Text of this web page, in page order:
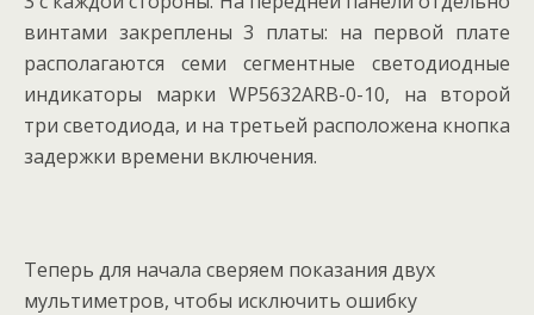
винтами закреплены 3 платы: на первой плате
располагаются семи сегментные светодиодные
индикаторы марки WP5632ARB-0-10, на второй
три светодиода, и на третьей расположена кнопка
задержки времени включения.
Теперь для начала сверяем показания двух
мультиметров, чтобы исключить ошибку